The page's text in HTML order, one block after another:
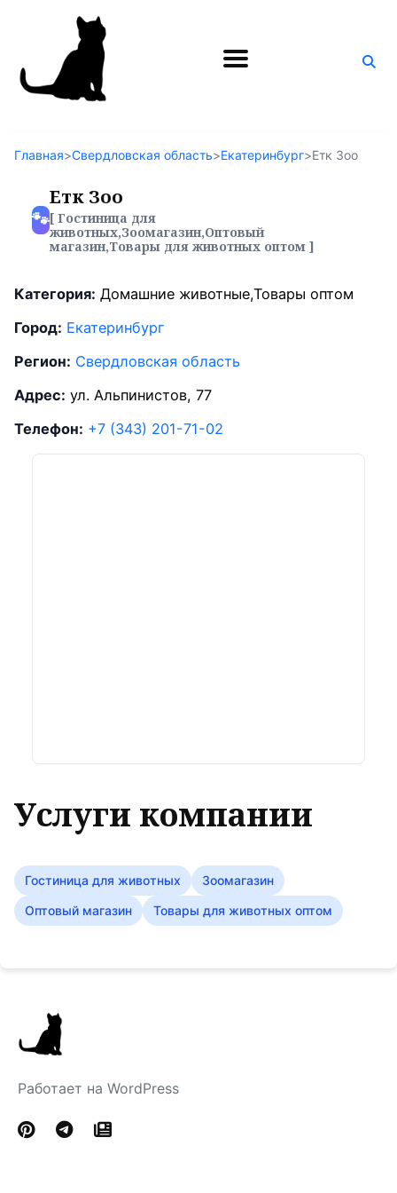
Поиск
Главная>Свердловская область>Екатеринбург>Етк Зоо
🐾
Етк Зоо
[ Гостиница для
животных,Зоомагазин,Оптовый
магазин,Товары для животных оптом ]
Категория: Домашние животные,Товары оптом
Город: Екатеринбург
Регион: Свердловская область
Адрес: ул. Альпинистов, 77
Телефон: +7 (343) 201-71-02
Услуги компании
Гостиница для животных
Зоомагазин
Оптовый магазин
Товары для животных оптом
Работает на WordPress